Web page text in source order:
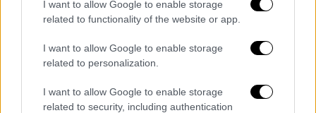
I want to allow Google to enable storage
related to functionality of the website or app.
I want to allow Google to enable storage
related to personalization.
I want to allow Google to enable storage
related to security, including authentication
γνώσης των δεδομένων αυτών και
χρησιμοποίηση αυτών, με συνολικό όφελος
και αντίστοιχη ζημία που υπερβαίνουν το
ποσό των 120.000 ευρώ, δωροδοκία
υπαλλήλου, δωροληψία υπαλλήλου καθώς
και παραβίαση υπηρεσιακού απορρήτου.